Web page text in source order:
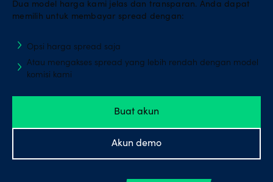
akun
Dukungan
akun
lanjut
Dua model harga kami jelas dan transparan. Anda dapat
memilih untuk membayar spread dengan:
Opsi harga spread saja
Atau mengakses spread yang lebih rendah dengan model
komisi kami
Buat akun
Akun demo